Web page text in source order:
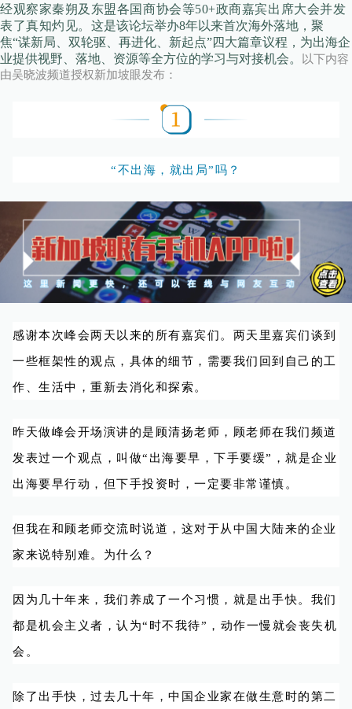
经观察家秦朔及东盟各国商协会等50+政商嘉宾出席大会并发
表了真知灼见。 这是该论坛举办8年以来首次海外落地，聚
焦“谋新局、双轮驱、再进化、新起点”四大篇章议程，为出海企
业提供视野、落地、资源等全方位的学习与对接机会。
以下内容
由吴晓波频道授权新加坡眼发布：
“不出海，就出局”吗？
感谢本次峰会两天以来的所有嘉宾们。两天里嘉宾们谈到
一些框架性的观点，具体的细节，需要我们回到自己的工
作、生活中，重新去消化和探索。
昨天做峰会开场演讲的是顾清扬老师，顾老师在我们频道
发表过一个观点，叫做“出海要早，下手要缓”，就是企业
出海要早行动，但下手投资时，一定要非常谨慎。
但我在和顾老师交流时说道，这对于从中国大陆来的企业
家来说特别难。为什么？
因为几十年来，我们养成了一个习惯，就是出手快。我们
都是机会主义者，认为“时不我待”，动作一慢就会丧失机
会。
除了出手快，过去几十年，中国企业家在做生意时的第二